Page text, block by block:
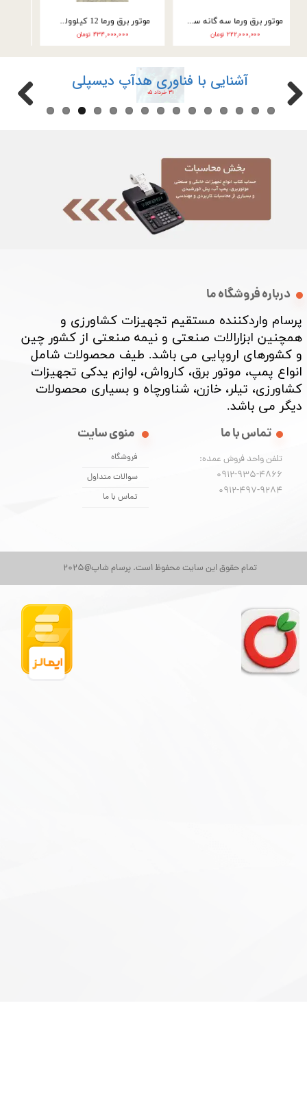
۲۲۲,۰۰۰,۰۰۰ تومان ۲۴۶,۰۰۰,۰۰۰ تومان
آشنایی با فناوری هدآپ دیسپلی
۳۱ خرداد ۰۵
تمام حقوق این سایت محفوظ است. پرسام شاپ@2025
درباره فروشگاه ما
پرسام واردکننده مستقیم تجهیزات کشاورزی و
همچنین ابزارالات صنعتی و نیمه صنعتی از کشور چین
و کشورهای اروپایی می باشد. طیف محصولات شامل
انواع پمپ، موتور برق، کارواش، لوازم یدکی تجهیزات
کشاورزی، تیلر، خازن، شناورچاه و بسیاری محصولات
دیگر می باشد. ​​​​​​​
منوی سایت
فروشگاه
سوالات متداول
تماس با ما
تماس با ما
تلفن واحد فروش عمده:
0912-935-4866
​​​​​​​0912-497-9284